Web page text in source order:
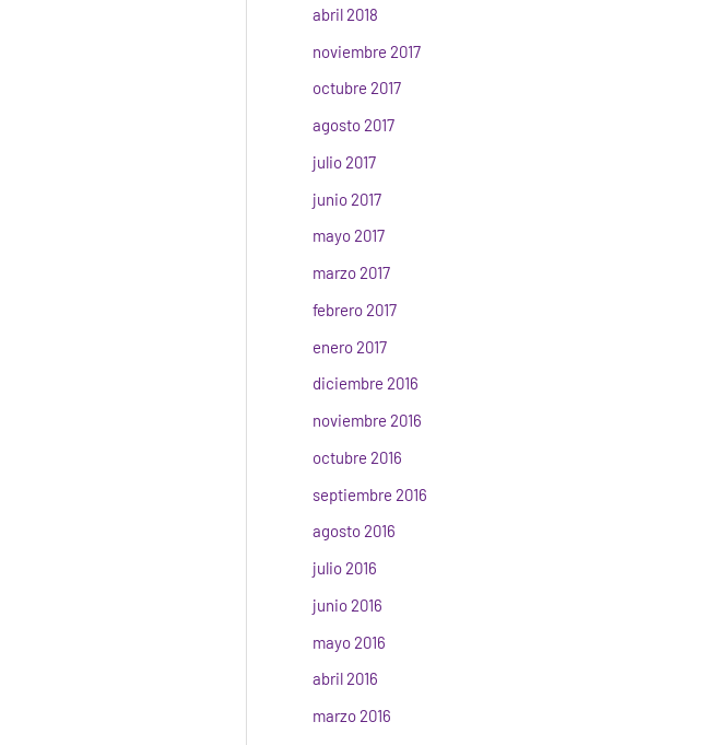
abril 2018
noviembre 2017
octubre 2017
agosto 2017
julio 2017
junio 2017
mayo 2017
marzo 2017
febrero 2017
enero 2017
diciembre 2016
noviembre 2016
octubre 2016
septiembre 2016
agosto 2016
julio 2016
junio 2016
mayo 2016
abril 2016
marzo 2016